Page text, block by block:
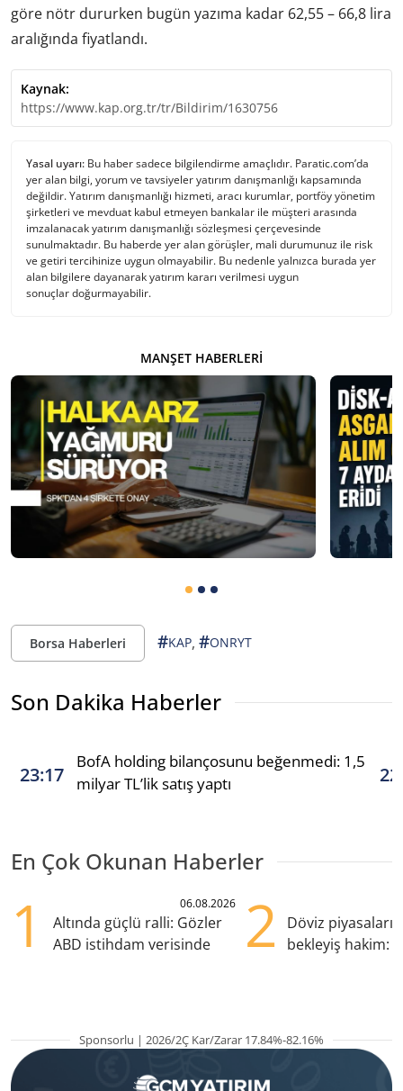
göre nötr dururken bugün yazıma kadar 62,55 – 66,8 lira
aralığında fiyatlandı.
Kaynak:
https://www.kap.org.tr/tr/Bildirim/1630756
Yasal uyarı: Bu haber sadece bilgilendirme amaçlıdır. Paratic.com’da
yer alan bilgi, yorum ve tavsiyeler yatırım danışmanlığı kapsamında
değildir. Yatırım danışmanlığı hizmeti, aracı kurumlar, portföy yönetim
şirketleri ve mevduat kabul etmeyen bankalar ile müşteri arasında
imzalanacak yatırım danışmanlığı sözleşmesi çerçevesinde
sunulmaktadır. Bu haberde yer alan görüşler, mali durumunuz ile risk
ve getiri tercihinize uygun olmayabilir. Bu nedenle yalnızca burada yer
alan bilgilere dayanarak yatırım kararı verilmesi uygun
sonuçlar doğurmayabilir.
MANŞET HABERLERI
Borsa Haberleri #KAP, #ONRYT
Son Dakika Haberler
23:17
BofA holding bilançosunu beğenmedi: 1,5
milyar TL’lik satış yaptı
En Çok Okunan Haberler
1 06.08.2026
Altında güçlü ralli: Gözler
ABD istihdam verisinde
2
Döviz
bekleyiş hakim:
Sponsorlu | 2026/2Ç Kar/Zarar 17.84%-82.16%